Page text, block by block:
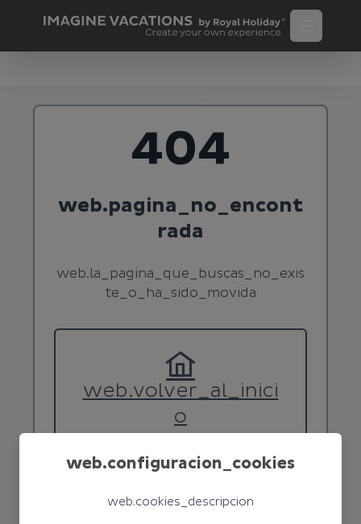
web.configuracion_cookies
web.cookies_descripcion
404
web.pagina_no_encont
rada
web.la_pagina_que_buscas_no_exis
te_o_ha_sido_movida
web.volver_al_inici
o